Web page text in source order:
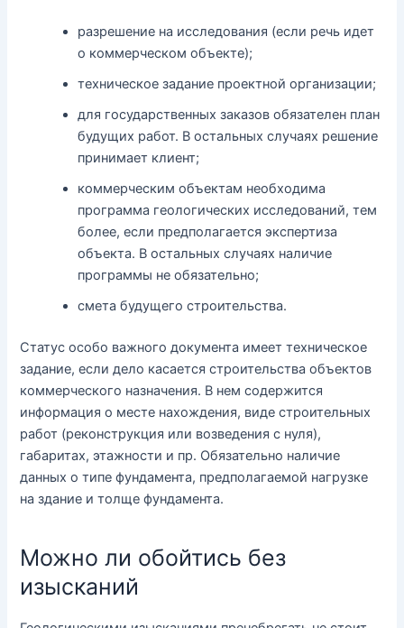
разрешение на исследования (если речь идет
о коммерческом объекте);
техническое задание проектной организации;
для государственных заказов обязателен план
будущих работ. В остальных случаях решение
принимает клиент;
коммерческим объектам необходима
программа геологических исследований, тем
более, если предполагается экспертиза
объекта. В остальных случаях наличие
программы не обязательно;
смета будущего строительства.
Статус особо важного документа имеет техническое
задание, если дело касается строительства объектов
коммерческого назначения. В нем содержится
информация о месте нахождения, виде строительных
работ (реконструкция или возведения с нуля),
габаритах, этажности и пр. Обязательно наличие
данных о типе фундамента, предполагаемой нагрузке
на здание и толще фундамента.
Можно ли обойтись без
изысканий